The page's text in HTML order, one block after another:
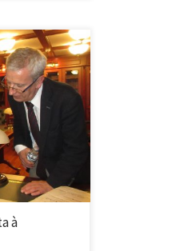
(EEUM) visitou a
as
No âmbito do
da EEUM, João
Vieira de Castro,
à